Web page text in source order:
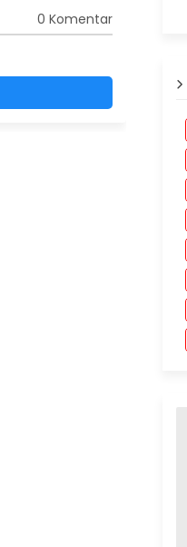
0 Komentar